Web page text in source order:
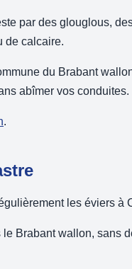
par des glouglous,
de calcaire.
du Brabant
abîmer vos conduites.
.
les éviers à
Brabant wallon, sans